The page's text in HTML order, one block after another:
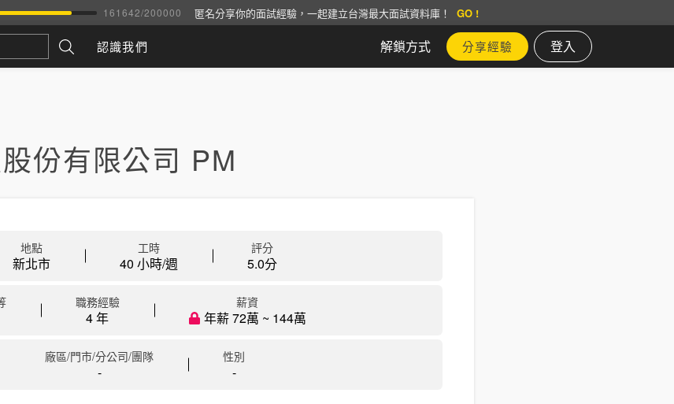
161642/200000 匿名分享你的面試經驗，一起建立台灣最大面試資料庫！ GO !
認識我們 解鎖方式 分享經驗 登入
份有限公司 PM
地點
新北市
工時
40 小時/週
評分
5.0分
職務經驗
4 年
薪資
年薪 72萬 ~ 144萬
廠區/門市/分公司/團隊
-
性別
-